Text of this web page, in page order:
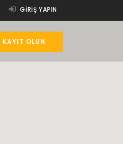
GIRIŞ YAPIN
KAYIT OLUN